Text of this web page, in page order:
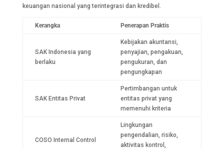
keuangan nasional yang terintegrasi dan kredibel.
Kerangka Penerapan Praktis
SAK Indonesia yang
berlaku
Kebijakan akuntansi,
penyajian, pengakuan,
pengukuran, dan
pengungkapan
SAK Entitas Privat
Pertimbangan untuk
entitas privat yang
memenuhi kriteria
COSO Internal Control
Lingkungan
pengendalian, risiko,
aktivitas kontrol,